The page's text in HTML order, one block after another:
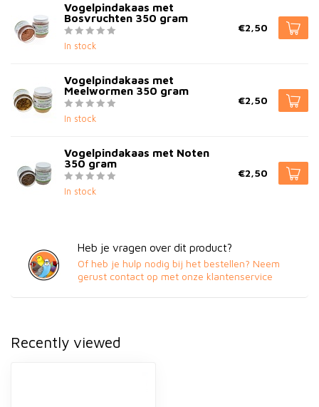
Vogelpindakaas met
Bosvruchten 350 gram
In stock
€2,50
Vogelpindakaas met
Meelwormen 350 gram
In stock
€2,50
Vogelpindakaas met Noten
350 gram
In stock
€2,50
Heb je vragen over dit product?
Of heb je hulp nodig bij het bestellen? Neem
gerust contact op met onze klantenservice
Recently viewed